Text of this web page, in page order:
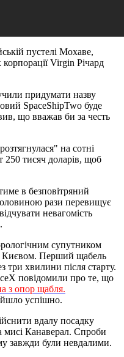
пустелі Мохаве,
Virgin Річард
придумати назву
SpaceShipTwo буде
що вважав би за честь
на сотні
250 тисяч доларів, щоб
в безповітряний
рази перевищує
невагомість
супутником
Києвом. Перший щабель
три хвилини після старту.
повідомили про те, що
з опор щабля.
успішно.
вдалу посадку
мисі Канаверал. Спроби
завжди були невдалими.